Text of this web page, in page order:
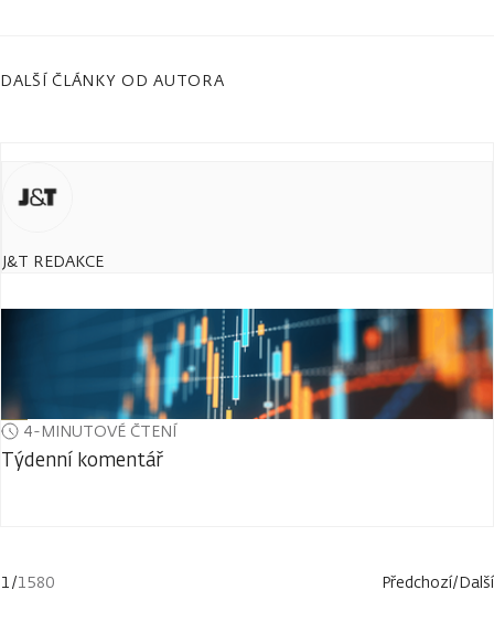
DALŠÍ ČLÁNKY OD AUTORA
J&T REDAKCE
4-MINUTOVÉ ČTENÍ
Týdenní komentář
1/1580 Předchozí/Další